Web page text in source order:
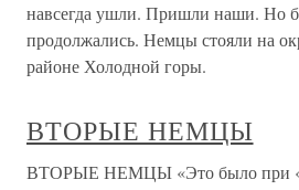
навсегда ушли. Пришли наши. Но
продолжались. Немцы стояли на
районе Холодной горы.
ВТОРЫЕ НЕМЦЫ
ВТОРЫЕ НЕМЦЫ «Это было при